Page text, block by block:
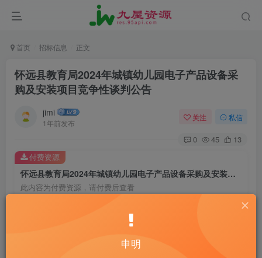
首页 招标信息 正文
怀远县教育局2024年城镇幼儿园电子产品设备采
购及安装项目竞争性谈判公告
jimi
1年前发布
关注 私信
0 45 13
怀远县教育局2024年城镇幼儿园电子产品设备采购及安装项目竞争性谈判公告
此内容为付费资源，请付费后查看
20
付费资源
申明